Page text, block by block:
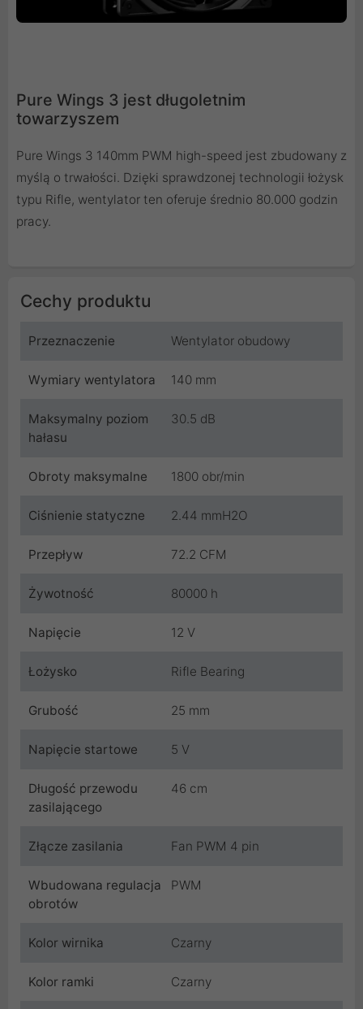
Pure Wings 3 jest długoletnim
towarzyszem
Pure Wings 3 140mm PWM high-speed jest zbudowany z
myślą o trwałości. Dzięki sprawdzonej technologii łożysk
typu Rifle, wentylator ten oferuje średnio 80.000 godzin
pracy.
Cechy produktu
Przeznaczenie Wentylator obudowy
Wymiary wentylatora 140 mm
Maksymalny poziom
hałasu
30.5 dB
Obroty maksymalne 1800 obr/min
Ciśnienie statyczne 2.44 mmH2O
Przepływ 72.2 CFM
Żywotność 80000 h
Napięcie 12 V
Łożysko Rifle Bearing
Grubość 25 mm
Napięcie startowe 5 V
Długość przewodu
zasilającego
46 cm
Złącze zasilania Fan PWM 4 pin
Wbudowana regulacja
obrotów
PWM
Kolor wirnika Czarny
Kolor ramki Czarny